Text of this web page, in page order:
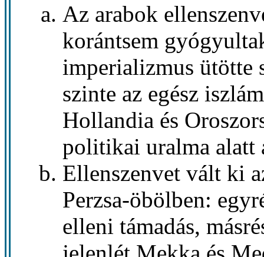
Az arabok
korántsem
imperializmus ütötte
szinte az egész
Hollandia és
politikai uralma alatt
Ellenszenvet vált ki
Perzsa-öbölben:
elleni támadás,